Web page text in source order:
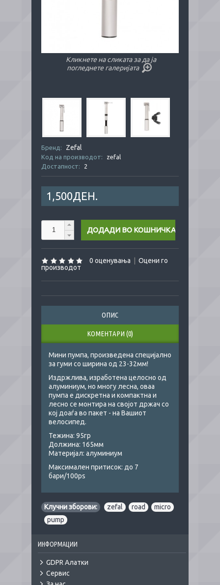
Кликнете на сликата за да ја
погледнете галеријата
Бренд: Zefal
Код на производот:
zefal
Достапност:
2
1,500ДЕН.
0 оценувања
Оцени го
производот
ОПИС
КОМЕНТАРИ (0)
Мини пумпа, произведена специјално
за гуми со ширина од 23-32мм!
Издржлива, изработена целосно од
алуминиум, но многу лесна, оваа
пумпа е дискретна и компактна и
лесно се монтира на својот држач со
кој доаѓа во пакет - на Вашиот
велосипед.
Тежина: 95гр
Должина: 165мм
Материјал: алуминиум
Максимален притисок: до 7
бари/100ps
Клучни зборови: zefal road
micro
pump
ИНФОРМАЦИИ
GDPR Алатки
Сервис